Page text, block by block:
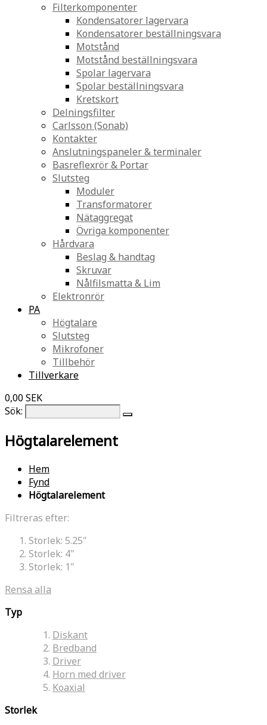
Filterkomponenter
Kondensatorer lagervara
Kondensatorer beställningsvara
Motstånd
Motstånd beställningsvara
Spolar lagervara
Spolar beställningsvara
Kretskort
Delningsfilter
Carlsson (Sonab)
Kontakter
Anslutningspaneler & terminaler
Basreflexrör & Portar
Slutsteg
Moduler
Transformatorer
Nätaggregat
Övriga komponenter
Hårdvara
Beslag & handtag
Skruvar
Nålfilsmatta & Lim
Elektronrör
PA
Högtalare
Slutsteg
Mikrofoner
Tillbehör
Tillverkare
0,00 SEK
Sök:
Högtalarelement
Hem
Fynd
Högtalarelement
Filtreras efter:
Storlek: 5.25"
Storlek: 4"
Storlek: 1"
Rensa alla
Typ
Diskant
Bredband
Driver
Horn med driver
Koaxial
Storlek